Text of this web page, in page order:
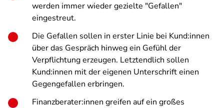
werden immer wieder gezielte "Gefallen"
eingestreut.
Die Gefallen sollen in erster Linie bei Kund:innen
über das Gespräch hinweg ein Gefühl der
Verpflichtung erzeugen. Letztendlich sollen
Kund:innen mit der eigenen Unterschrift einen
Gegengefallen erbringen.
Finanzberater:innen greifen auf ein großes